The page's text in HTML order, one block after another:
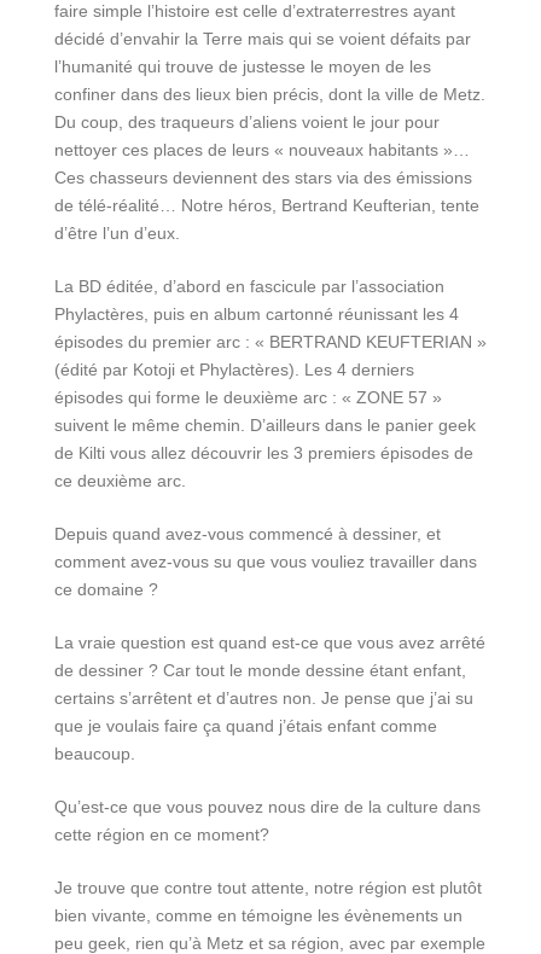
faire simple l’histoire est celle d’extraterrestres ayant
décidé d’envahir la Terre mais qui se voient défaits par
l’humanité qui trouve de justesse le moyen de les
confiner dans des lieux bien précis, dont la ville de Metz.
Du coup, des traqueurs d’aliens voient le jour pour
nettoyer ces places de leurs « nouveaux habitants »…
Ces chasseurs deviennent des stars via des émissions
de télé-réalité… Notre héros, Bertrand Keufterian, tente
d’être l’un d’eux.
La BD éditée, d’abord en fascicule par l’association
Phylactères, puis en album cartonné réunissant les 4
épisodes du premier arc : « BERTRAND KEUFTERIAN »
(édité par Kotoji et Phylactères). Les 4 derniers
épisodes qui forme le deuxième arc : « ZONE 57 »
suivent le même chemin. D’ailleurs dans le panier geek
de Kilti vous allez découvrir les 3 premiers épisodes de
ce deuxième arc.
Depuis quand avez-vous commencé à dessiner, et
comment avez-vous su que vous vouliez travailler dans
ce domaine ?
La vraie question est quand est-ce que vous avez arrêté
de dessiner ? Car tout le monde dessine étant enfant,
certains s’arrêtent et d’autres non. Je pense que j’ai su
que je voulais faire ça quand j’étais enfant comme
beaucoup.
Qu’est-ce que vous pouvez nous dire de la culture dans
cette région en ce moment?
Je trouve que contre tout attente, notre région est plutôt
bien vivante, comme en témoigne les évènements un
peu geek, rien qu’à Metz et sa région, avec par exemple